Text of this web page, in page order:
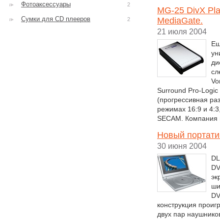
MG-25 DivX
MediaGate.
21 июля 2004
Surround Pro-Logic
(прогрессивная
режимах 16:9 и
SECAM. Компания
Новый
30 июня 2004
конструкция
двух пар
Фотоаксессуары 2
Сумки для CD плееров 2